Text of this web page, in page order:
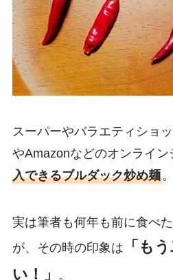
スーパーやバラエティショ
やAmazonなどのオンライン
入できるブルダック炒め麺。
実は筆者も何年も前に食べ
が、その時の印象は
「も
い！」
。